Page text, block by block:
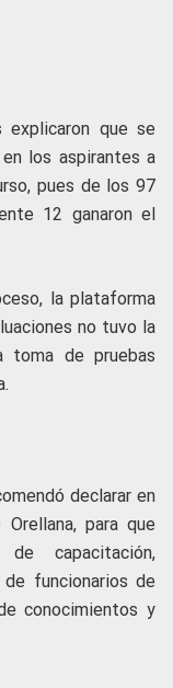
que se
los aspirantes a
pues de los 97
12 ganaron el
la plataforma
no tuvo la
toma de pruebas
declarar en
para que
capacitación,
funcionarios de
conocimientos y